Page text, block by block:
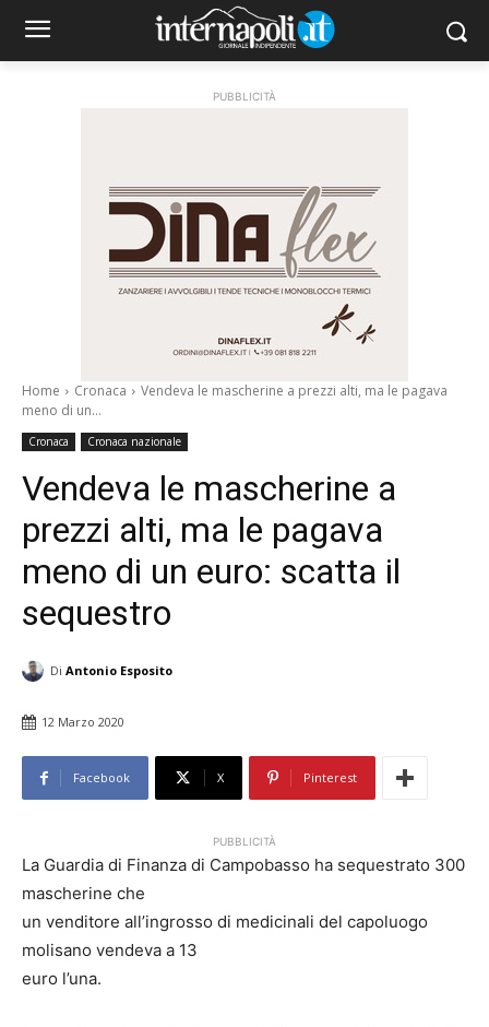
PUBBLICITÀ
Home Cronaca
Vendeva le mascherine a prezzi alti, ma le pagava
meno di un...
Cronaca Cronaca nazionale
Vendeva le mascherine a
prezzi alti, ma le pagava
meno di un euro: scatta il
sequestro
Di Antonio Esposito
12 Marzo 2020
Facebook X Pinterest
PUBBLICITÀ
La Guardia di Finanza di Campobasso ha sequestrato 300
mascherine che
un venditore all’ingrosso di medicinali del capoluogo
molisano vendeva a 13
euro l’una.